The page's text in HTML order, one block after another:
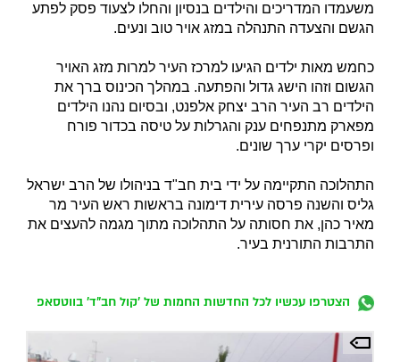
משעמדו המדריכים והילדים בנסיון והחלו לצעוד פסק לפתע
הגשם והצעדה התנהלה במזג אויר טוב ונעים.
כחמש מאות ילדים הגיעו למרכז העיר למרות מזג האויר
הגשום וזהו הישג גדול והפתעה. במהלך הכינוס ברך את
הילדים רב העיר הרב יצחק אלפנט, ובסיום נהנו הילדים
מפארק מתנפחים ענק והגרלות על טיסה בכדור פורח
ופרסים יקרי ערך שונים.
התהלוכה התקיימה על ידי בית חב"ד בניהולו של הרב ישראל
גליס והשנה פרסה עירית דימונה בראשות ראש העיר מר
מאיר כהן, את חסותה על התהלוכה מתוך מגמה להעצים את
התרבות התורנית בעיר.
הצטרפו עכשיו לכל החדשות החמות של 'קול חב"ד' בווטסאפ